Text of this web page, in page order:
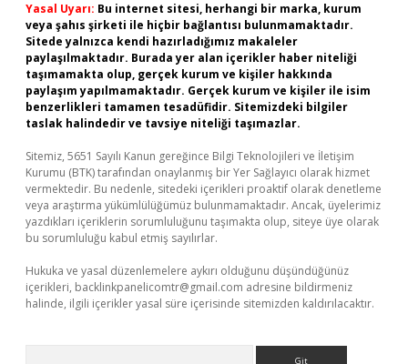
Yasal Uyarı: Bu internet sitesi, herhangi bir marka, kurum
veya şahıs şirketi ile hiçbir bağlantısı bulunmamaktadır.
Sitede yalnızca kendi hazırladığımız makaleler
paylaşılmaktadır. Burada yer alan içerikler haber niteliği
taşımamakta olup, gerçek kurum ve kişiler hakkında
paylaşım yapılmamaktadır. Gerçek kurum ve kişiler ile isim
benzerlikleri tamamen tesadüfidir. Sitemizdeki bilgiler
taslak halindedir ve tavsiye niteliği taşımazlar.
Sitemiz, 5651 Sayılı Kanun gereğince Bilgi Teknolojileri ve İletişim
Kurumu (BTK) tarafından onaylanmış bir Yer Sağlayıcı olarak hizmet
vermektedir. Bu nedenle, sitedeki içerikleri proaktif olarak denetleme
veya araştırma yükümlülüğümüz bulunmamaktadır. Ancak, üyelerimiz
yazdıkları içeriklerin sorumluluğunu taşımakta olup, siteye üye olarak
bu sorumluluğu kabul etmiş sayılırlar.
Hukuka ve yasal düzenlemelere aykırı olduğunu düşündüğünüz
içerikleri, backlinkpanelicomtr@gmail.com adresine bildirmeniz
halinde, ilgili içerikler yasal süre içerisinde sitemizden kaldırılacaktır.